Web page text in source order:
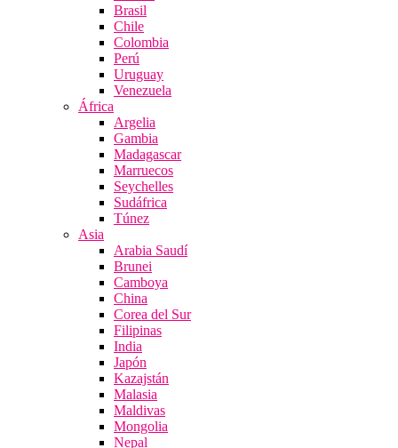
Brasil
Chile
Colombia
Perú
Uruguay
Venezuela
África
Argelia
Gambia
Madagascar
Marruecos
Seychelles
Sudáfrica
Túnez
Asia
Arabia Saudí
Brunei
Camboya
China
Corea del Sur
Filipinas
India
Japón
Kazajstán
Malasia
Maldivas
Mongolia
Nepal